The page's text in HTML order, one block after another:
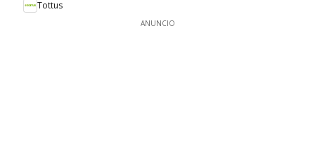
Tottus
ANUNCIO